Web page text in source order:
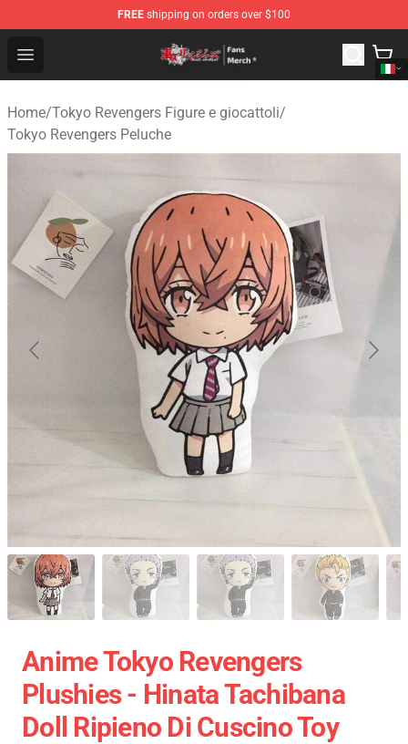
FREE shipping on orders over $100
Open menu
Tokyo Revengers Store - Official Tokyo Revengers
Home/Tokyo Revengers Figure e giocattoli/
Tokyo Revengers Peluche
Anime Tokyo Revengers
Plushies - Hinata Tachibana
Doll Ripieno Di Cuscino Toy